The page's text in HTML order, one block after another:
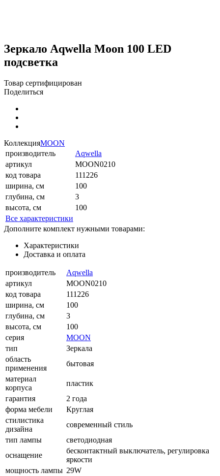
Зеркало Aqwella Moon 100 LED
подсветка
Товар сертифицирован
Поделиться
КоллекцияMOON
производитель
Aqwella
артикул
MOON0210
код товара
111226
ширина, см
100
глубина, см
3
высота, см
100
Все характеристики
Дополните комплект нужными товарами:
Характеристики
Доставка и оплата
производитель
Aqwella
артикул
MOON0210
код товара
111226
ширина, см
100
глубина, см
3
высота, см
100
серия
MOON
тип
Зеркала
область
применения
бытовая
материал
корпуса
пластик
гарантия
2 года
форма мебели
Круглая
стилистика
дизайна
современный стиль
тип лампы
светодиодная
оснащение
бесконтактный выключатель, регулировка
яркости
мощность лампы 29W